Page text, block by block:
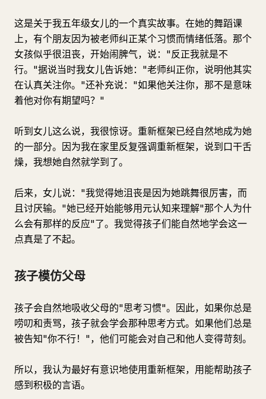
这是关于我五年级女儿的一个真实故事。在她的舞蹈课
上，有个朋友因为被老师纠正某个习惯而情绪低落。那个
女孩似乎很沮丧，开始闹脾气，说："反正我就是不
行。"据说当时我女儿告诉她："老师纠正你，说明他其实
在认真关注你。"还补充说："如果他关注你，那不是意味
着他对你有期望吗？"
听到女儿这么说，我很惊讶。重新框架已经自然地成为她
的一部分。因为我在家里反复强调重新框架，说到口干舌
燥，我想她自然就学到了。
后来，女儿说："我觉得她沮丧是因为她跳舞很厉害，而
且讨厌输。"她已经开始能够用元认知来理解"那个人为什
么会有那样的反应"了。我觉得孩子们能自然地学会这一
点真是了不起。
孩子模仿父母
孩子会自然地吸收父母的"思考习惯"。因此，如果你总是
唠叨和责骂，孩子就会学会那种思考方式。如果他们总是
被告知"你不行！"，他们可能会对自己和他人变得苛刻。
所以，我认为最好有意识地使用重新框架，用能帮助孩子
感到积极的言语。